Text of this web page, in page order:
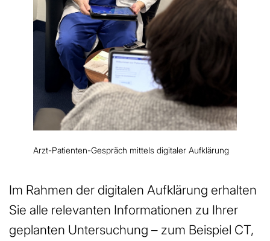
Arzt-Patienten-Gespräch mittels digitaler Aufklärung
Im Rahmen der digitalen Aufklärung erhalten
Sie alle relevanten Informationen zu Ihrer
geplanten Untersuchung – zum Beispiel CT,